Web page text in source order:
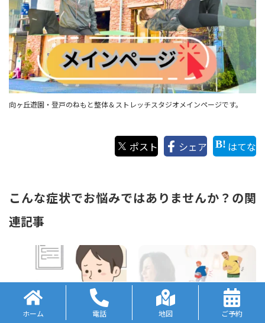
向ヶ丘遊園・登戸のねもと整体＆ストレッチスタジオメインページです。
ポスト シェア はてな
こんな症状でお悩みではありませんか？の関
連記事
ホーム 電話 地図 ご予約